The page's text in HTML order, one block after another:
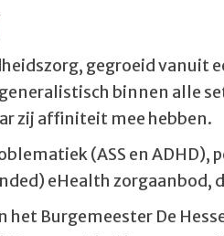
gegroeid vanuit
binnen alle
zij affiniteit mee hebben.
(ASS en
eHealth
Burgemeester De